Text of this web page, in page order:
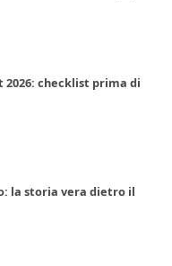
2026: checklist prima di
la storia vera dietro il